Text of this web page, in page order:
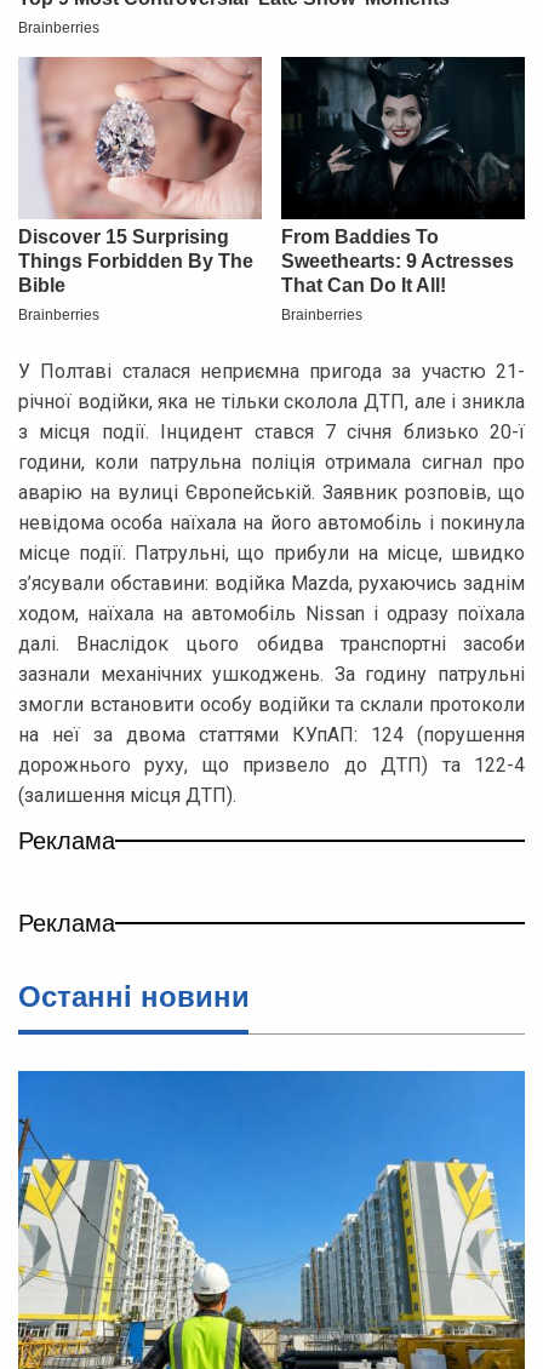
У Полтаві сталася неприємна пригода за участю 21-
річної водійки, яка не тільки сколола ДТП, але і зникла
з місця події. Інцидент стався 7 січня близько 20-ї
години, коли патрульна поліція отримала сигнал про
аварію на вулиці Європейській. Заявник розповів, що
невідома особа наїхала на його автомобіль і покинула
місце події. Патрульні, що прибули на місце, швидко
з’ясували обставини: водійка Mazda, рухаючись заднім
ходом, наїхала на автомобіль Nissan і одразу поїхала
далі. Внаслідок цього обидва транспортні засоби
зазнали механічних ушкоджень. За годину патрульні
змогли встановити особу водійки та склали протоколи
на неї за двома статтями КУпАП: 124 (порушення
дорожнього руху, що призвело до ДТП) та 122-4
(залишення місця ДТП).
Реклама
Реклама
Останнi новини